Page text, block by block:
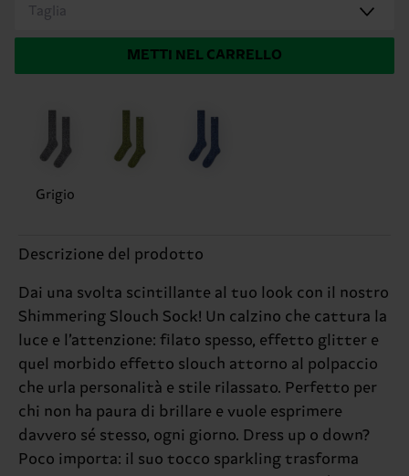
Taglia
METTI NEL CARRELLO
Grigio
Descrizione del prodotto
Dai una svolta scintillante al tuo look con il nostro
Shimmering Slouch Sock! Un calzino che cattura la
luce e l’attenzione: filato spesso, effetto glitter e
quel morbido effetto slouch attorno al polpaccio
che urla personalità e stile rilassato. Perfetto per
chi non ha paura di brillare e vuole esprimere
davvero sé stesso, ogni giorno. Dress up o down?
Poco importa: il suo tocco sparkling trasforma